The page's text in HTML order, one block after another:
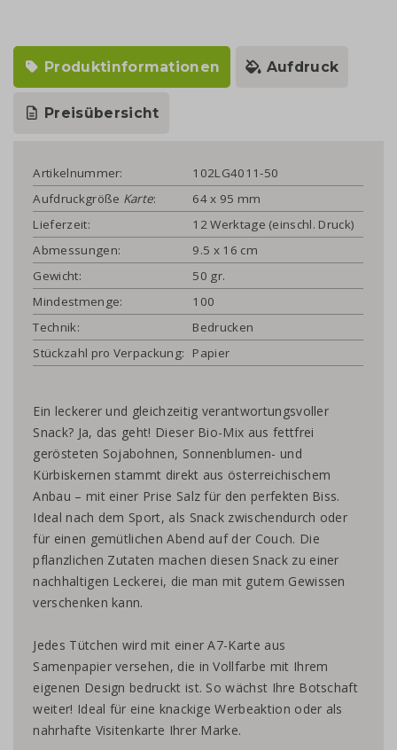
Produktinformationen Aufdruck
Preisübersicht
Artikelnummer:
102LG4011-50
Aufdruckgröße Karte:
64 x 95 mm
Lieferzeit:
12 Werktage (einschl. Druck)
Abmessungen:
9.5 x 16 cm
Gewicht:
50 gr.
Mindestmenge:
100
Technik:
Bedrucken
Stückzahl pro Verpackung:
Papier
Ein leckerer und gleichzeitig verantwortungsvoller
Snack? Ja, das geht! Dieser Bio-Mix aus fettfrei
gerösteten Sojabohnen, Sonnenblumen- und
Kürbiskernen stammt direkt aus österreichischem
Anbau – mit einer Prise Salz für den perfekten Biss.
Ideal nach dem Sport, als Snack zwischendurch oder
für einen gemütlichen Abend auf der Couch. Die
pflanzlichen Zutaten machen diesen Snack zu einer
nachhaltigen Leckerei, die man mit gutem Gewissen
verschenken kann.
Jedes Tütchen wird mit einer A7-Karte aus
Samenpapier versehen, die in Vollfarbe mit Ihrem
eigenen Design bedruckt ist. So wächst Ihre Botschaft
weiter! Ideal für eine knackige Werbeaktion oder als
nahrhafte Visitenkarte Ihrer Marke.